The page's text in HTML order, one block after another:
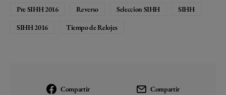
Pre SIHH 2016 Reverso Seleccion SIHH
SIHH
SIHH 2016
Tiempo de Relojes
Compartir Compartir